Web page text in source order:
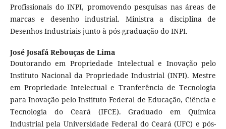
Profissionais do INPI, promovendo pesquisas nas áreas de
marcas e desenho industrial. Ministra a disciplina de
Desenhos Industriais junto à pós-graduação do INPI.
José Josafá Rebouças de Lima
Doutorando em Propriedade Intelectual e Inovação pelo
Instituto Nacional da Propriedade Industrial (INPI). Mestre
em Propriedade Intelectual e Tranferência de Tecnologia
para Inovação pelo Instituto Federal de Educação, Ciência e
Tecnologia do Ceará (IFCE). Graduado em Química
Industrial pela Universidade Federal do Ceará (UFC) e pós-